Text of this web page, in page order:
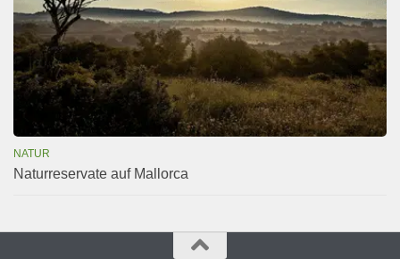
NATUR
Naturreservate auf Mallorca